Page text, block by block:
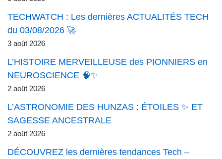
TECHWATCH : Les dernières ACTUALITÉS TECH
du 03/08/2026 🚀
3 août 2026
L’HISTOIRE MERVEILLEUSE des PIONNIERS en
NEUROSCIENCE 🧠✨
2 août 2026
L’ASTRONOMIE DES HUNZAS : ÉTOILES ✨ ET
SAGESSE ANCESTRALE
2 août 2026
DÉCOUVREZ les dernières tendances Tech –